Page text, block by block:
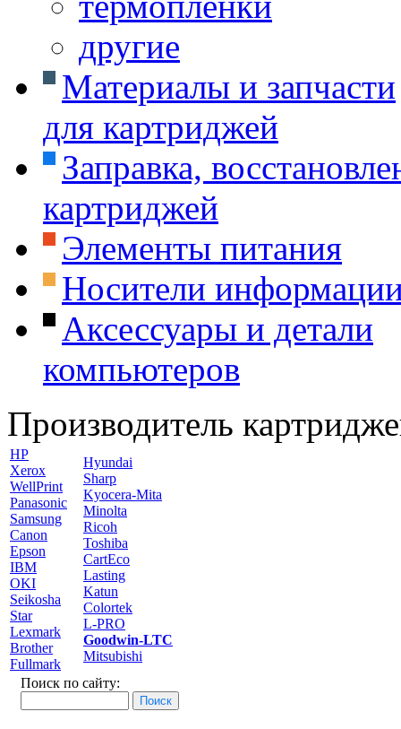
другие
Материалы и запчасти
для картриджей
Заправка,
картриджей
Элементы питания
Носители
Аксессуары и детали
компьютеров
Производитель
HP
Xerox
WellPrint
Panasonic
Samsung
Canon
Epson
IBM
OKI
Seikosha
Star
Lexmark
Brother
Fullmark
Hyundai
Sharp
Kyocera-Mita
Minolta
Ricoh
Toshiba
CartEco
Lasting
Katun
Colortek
L-PRO
Goodwin-LTC
Mitsubishi
Поиск по сайту: